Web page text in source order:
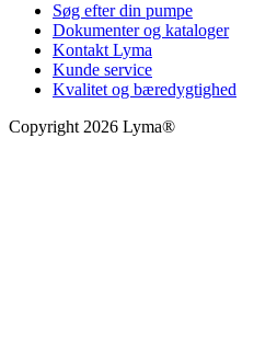
Søg efter din pumpe
Dokumenter og kataloger
Kontakt Lyma
Kunde service
Kvalitet og bæredygtighed
Copyright 2026 Lyma®